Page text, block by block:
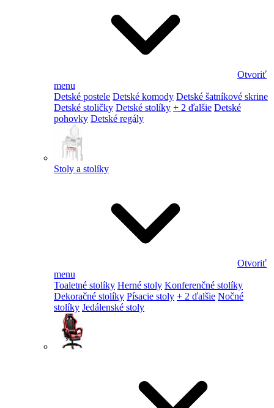
Otvoriť
menu
Detské postele Detské komody Detské šatníkové skrine
Detské stoličky Detské stolíky + 2 ďalšie Detské
pohovky Detské regály
Stoly a stolíky
Otvoriť
menu
Toaletné stolíky Herné stoly Konferenčné stolíky
Dekoračné stolíky Písacie stoly + 2 ďalšie Nočné
stolíky Jedálenské stoly